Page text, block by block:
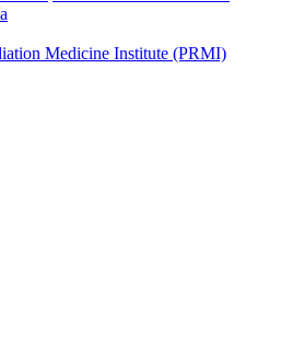
Medicine Institute (PRMI)